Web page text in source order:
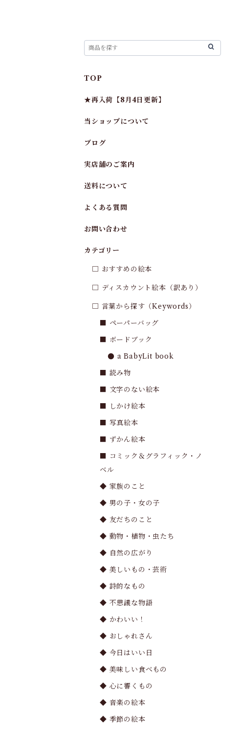
TOP
★再入荷【8月4日更新】
当ショップについて
ブログ
実店舗のご案内
送料について
よくある質問
お問い合わせ
カテゴリー
□ おすすめの絵本
□ ディスカウント絵本（訳あり）
□ 言葉から探す（Keywords）
■ ペーパーバッグ
■ ボードブック
● a BabyLit book
■ 読み物
■ 文字のない絵本
■ しかけ絵本
■ 写真絵本
■ ずかん絵本
■ コミック＆グラフィック・ノ
ベル
◆ 家族のこと
◆ 男の子・女の子
◆ 友だちのこと
◆ 動物・植物・虫たち
◆ 自然の広がり
◆ 美しいもの・芸術
◆ 詩的なもの
◆ 不思議な物語
◆ かわいい！
◆ おしゃれさん
◆ 今日はいい日
◆ 美味しい食べもの
◆ 心に響くもの
◆ 音楽の絵本
◆ 季節の絵本